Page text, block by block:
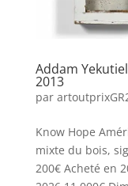
Addam
2013
par
Know Hope
mixte du bois,
200€ Acheté en